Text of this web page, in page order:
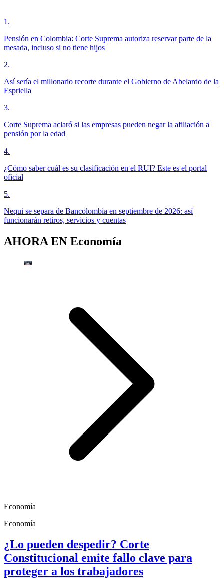
1 .
Pensión en Colombia: Corte Suprema autoriza reservar parte de la
mesada, incluso si no tiene hijos
2.
Así sería el millonario recorte durante el Gobierno de Abelardo de la
Espriella
3.
Corte Suprema aclaró si las empresas pueden negar la afiliación a
pensión por la edad
4.
¿Cómo saber cuál es su clasificación en el RUI? Este es el portal
oficial
5.
Nequi se separa de Bancolombia en septiembre de 2026: así
funcionarán retiros, servicios y cuentas
AHORA EN Economía
Economía
Economía
¿Lo pueden despedir? Corte
Constitucional emite fallo clave para
proteger a los trabajadores